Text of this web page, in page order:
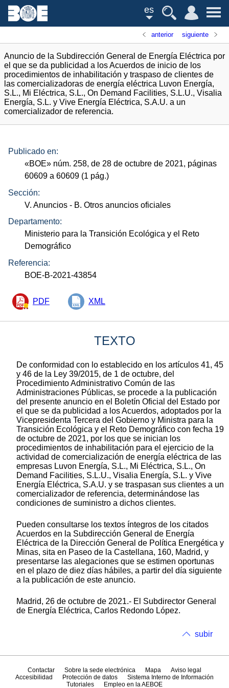
es
anterior siguiente
Anuncio de la Subdirección General de Energía Eléctrica por
el que se da publicidad a los Acuerdos de inicio de los
procedimientos de inhabilitación y traspaso de clientes de
las comercializadoras de energía eléctrica Luvon Energía,
S.L., Mi Eléctrica, S.L., On Demand Facilities, S.L.U., Visalia
Energía, S.L. y Vive Energía Eléctrica, S.A.U. a un
comercializador de referencia.
Publicado en:
«BOE» núm. 258, de 28 de octubre de 2021, páginas
60609 a 60609 (1 pág.)
Sección:
V. Anuncios - B. Otros anuncios oficiales
Departamento:
Ministerio para la Transición Ecológica y el Reto
Demográfico
Referencia:
BOE-B-2021-43854
PDF XML
TEXTO
De conformidad con lo establecido en los artículos 41, 45
y 46 de la Ley 39/2015, de 1 de octubre, del
Procedimiento Administrativo Común de las
Administraciones Públicas, se procede a la publicación
del presente anuncio en el Boletín Oficial del Estado por
el que se da publicidad a los Acuerdos, adoptados por la
Vicepresidenta Tercera del Gobierno y Ministra para la
Transición Ecológica y el Reto Demográfico con fecha 19
de octubre de 2021, por los que se inician los
procedimientos de inhabilitación para el ejercicio de la
actividad de comercialización de energía eléctrica de las
empresas Luvon Energía, S.L., Mi Eléctrica, S.L., On
Demand Facilities, S.L.U., Visalia Energía, S.L. y Vive
Energía Eléctrica, S.A.U. y se traspasan sus clientes a un
comercializador de referencia, determinándose las
condiciones de suministro a dichos clientes.
Pueden consultarse los textos íntegros de los citados
Acuerdos en la Subdirección General de Energía
Eléctrica de la Dirección General de Política Energética y
Minas, sita en Paseo de la Castellana, 160, Madrid, y
presentarse las alegaciones que se estimen oportunas
en el plazo de diez días hábiles, a partir del día siguiente
a la publicación de este anuncio.
Madrid, 26 de octubre de 2021.- El Subdirector General
de Energía Eléctrica, Carlos Redondo López.
subir
Contactar Sobre la sede electrónica Mapa
Aviso legal
Accesibilidad
Protección de datos
Sistema Interno de Información
Tutoriales
Empleo en la AEBOE